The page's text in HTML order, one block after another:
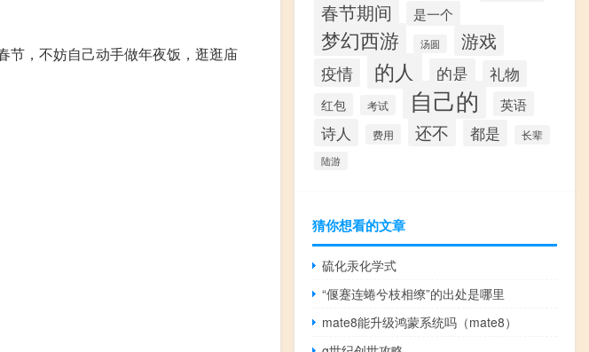
节，不妨自己动手做年夜饭，逛逛庙
春节期间 是一个
梦幻西游 汤圆 游戏
疫情 的人 的是 礼物
红包 考试 自己的 英语
诗人 费用 还不 都是 长辈
陆游
猜你想看的文章
硫化汞化学式
“偃蹇连蜷兮枝相缭”的出处是哪里
mate8能升级鸿蒙系统吗（mate8）